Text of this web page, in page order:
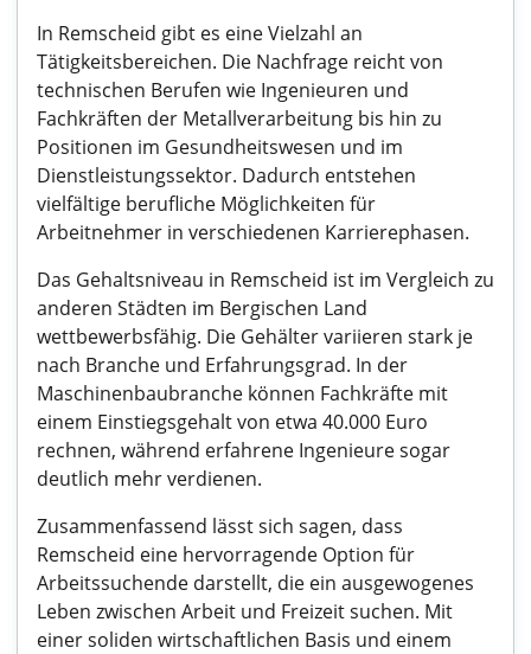
In Remscheid gibt es eine Vielzahl an
Tätigkeitsbereichen. Die Nachfrage reicht von
technischen Berufen wie Ingenieuren und
Fachkräften der Metallverarbeitung bis hin zu
Positionen im Gesundheitswesen und im
Dienstleistungssektor. Dadurch entstehen
vielfältige berufliche Möglichkeiten für
Arbeitnehmer in verschiedenen Karrierephasen.
Das Gehaltsniveau in Remscheid ist im Vergleich zu
anderen Städten im Bergischen Land
wettbewerbsfähig. Die Gehälter variieren stark je
nach Branche und Erfahrungsgrad. In der
Maschinenbaubranche können Fachkräfte mit
einem Einstiegsgehalt von etwa 40.000 Euro
rechnen, während erfahrene Ingenieure sogar
deutlich mehr verdienen.
Zusammenfassend lässt sich sagen, dass
Remscheid eine hervorragende Option für
Arbeitssuchende darstellt, die ein ausgewogenes
Leben zwischen Arbeit und Freizeit suchen. Mit
einer soliden wirtschaftlichen Basis und einem